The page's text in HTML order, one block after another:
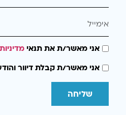
אני מאשר/ת את תנאי
אני מאשר/ת קבלת דיוור
שליחה